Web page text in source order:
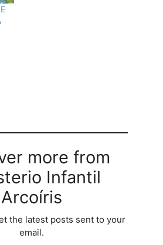
more from
Infantil
Arcoíris
the latest posts sent to your
email.